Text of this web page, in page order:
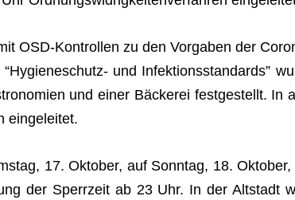
OSD-Kon­trol­len zu den Vor­ga­ben der
und Infek­ti­ons­stan­dards”
und einer Bäcke­rei fest­ge­stellt. In
eingeleitet.
17. Okto­ber, auf Sonn­tag, 18.
der Sperr­zeit ab 23 Uhr. In der Alt­stadt